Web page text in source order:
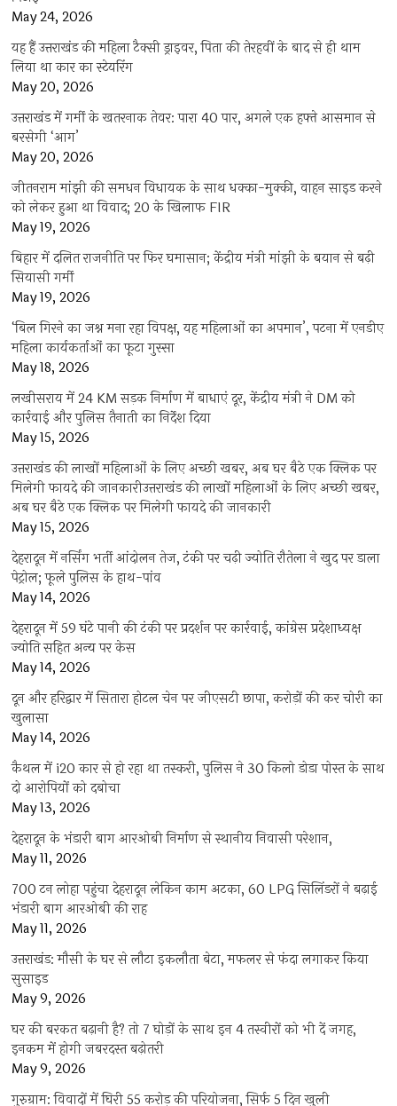
May 24, 2026
यह हैं उत्तराखंड की महिला टैक्सी ड्राइवर, पिता की तेरहवीं के बाद से ही थाम
लिया था कार का स्टेयरिंग
May 20, 2026
उत्तराखंड में गर्मी के खतरनाक तेवर: पारा 40 पार, अगले एक हफ्ते आसमान से
बरसेगी ‘आग’
May 20, 2026
जीतनराम मांझी की समधन विधायक के साथ धक्का-मुक्की, वाहन साइड करने
को लेकर हुआ था विवाद; 20 के खिलाफ FIR
May 19, 2026
बिहार में दलित राजनीति पर फिर घमासान; केंद्रीय मंत्री मांझी के बयान से बढ़ी
सियासी गर्मी
May 19, 2026
‘बिल गिरने का जश्न मना रहा विपक्ष, यह महिलाओं का अपमान’, पटना में एनडीए
महिला कार्यकर्ताओं का फूटा गुस्सा
May 18, 2026
लखीसराय में 24 KM सड़क निर्माण में बाधाएं दूर, केंद्रीय मंत्री ने DM को
कार्रवाई और पुलिस तैनाती का निर्देश दिया
May 15, 2026
उत्तराखंड की लाखों महिलाओं के लिए अच्छी खबर, अब घर बैठे एक क्लिक पर
मिलेगी फायदे की जानकारीउत्तराखंड की लाखों महिलाओं के लिए अच्छी खबर,
अब घर बैठे एक क्लिक पर मिलेगी फायदे की जानकारी
May 15, 2026
देहरादून में नर्सिंग भर्ती आंदोलन तेज, टंकी पर चढ़ी ज्योति रौतेला ने खुद पर डाला
पेट्रोल; फूले पुलिस के हाथ-पांव
May 14, 2026
देहरादून में 59 घंटे पानी की टंकी पर प्रदर्शन पर कार्रवाई, कांग्रेस प्रदेशाध्यक्ष
ज्योति सहित अन्य पर केस
May 14, 2026
दून और हरिद्वार में सितारा होटल चेन पर जीएसटी छापा, करोड़ों की कर चोरी का
खुलासा
May 14, 2026
कैथल में i20 कार से हो रहा था तस्करी, पुलिस ने 30 किलो डोडा पोस्त के साथ
दो आरोपियों को दबोचा
May 13, 2026
देहरादून के भंडारी बाग आरओबी निर्माण से स्थानीय निवासी परेशान,
May 11, 2026
700 टन लोहा पहुंचा देहरादून लेकिन काम अटका, 60 LPG सिलिंडरों ने बढ़ाई
भंडारी बाग आरओबी की राह
May 11, 2026
उत्तराखंड: मौसी के घर से लौटा इकलौता बेटा, मफलर से फंदा लगाकर किया
सुसाइड
May 9, 2026
घर की बरकत बढ़ानी है? तो 7 घोड़ों के साथ इन 4 तस्वीरों को भी दें जगह,
इनकम में होगी जबरदस्त बढ़ोतरी
May 9, 2026
गुरुग्राम: विवादों में घिरी 55 करोड़ की परियोजना, सिर्फ 5 दिन खुली